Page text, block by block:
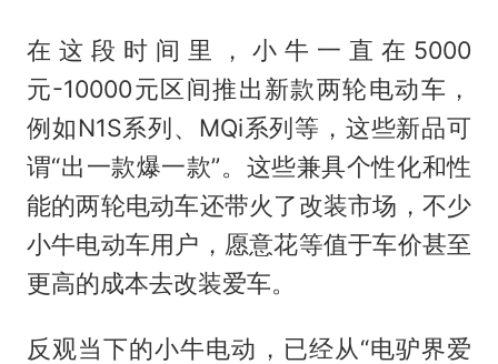
在这段时间里，小牛一直在5000
元-10000元区间推出新款两轮电动车，
例如N1S系列、MQi系列等，这些新品可
谓“出一款爆一款”。这些兼具个性化和性
能的两轮电动车还带火了改装市场，不少
小牛电动车用户，愿意花等值于车价甚至
更高的成本去改装爱车。
反观当下的小牛电动，已经从“电驴界爱